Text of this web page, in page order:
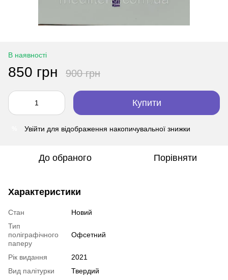
В наявності
850 грн 900 грн
Купити
Увійти для відображення накопичувальної знижки
До обраного Порівняти
Характеристики
Стан
Новий
Тип
поліграфічного
паперу
Офсетний
Рік видання
2021
Вид палітурки
Твердий